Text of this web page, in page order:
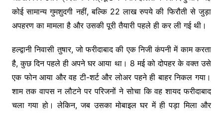
कोई सामान्य गुमशुदगी नहीं, बल्कि 22 लाख रुपये की फिरौती से जुड़ा
अपहरण का मामला है और उसकी पूरी तैयारी पहले ही कर ली गई थी।
हल्द्वानी निवासी तुषार, जो फरीदाबाद की एक निजी कंपनी में काम करता
है, कुछ दिन पहले ही अपने घर आया था। 8 मई को दोपहर के वक्त उसे
एक फोन आया और वह टी-शर्ट और लोअर पहने ही बाहर निकल गया।
शाम तक वापस न लौटने पर परिजनों ने सोचा कि वह शायद फरीदाबाद
चला गया हो। लेकिन, जब उसका मोबाइल घर में ही पड़ा मिला और